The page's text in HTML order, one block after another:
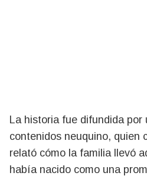
La historia fue difundida por
contenidos neuquino, quien
relató cómo la familia llevó
había nacido como una